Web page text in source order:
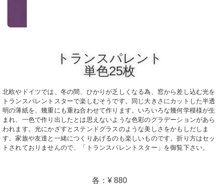
トランスパレント
単色25枚
北欧やドイツでは、冬の間、ひかりが乏しくなる為、窓から差し込む光を
トランスパレントスターで楽しむそうです。同じ大きさにカットした半透
明の薄紙を、幾重にも重ね合わせて作ります。いろいろな幾何学模様が生
まれ、一色で作り出したとは思えないような色彩のグラデーションがあら
われます。光にかざすとステンドグラスのような美しさをかもしだしま
す。家族や友達と一緒につくりあげるのも楽しいものです。折り方はセッ
トされておりませんので、「トランスパレントスター」を御覧下さい。
各：¥ 880